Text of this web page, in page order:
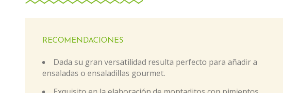
RECOMENDACIONES
Dada su gran versatilidad resulta perfecto para añadir a
ensaladas o ensaladillas gourmet.